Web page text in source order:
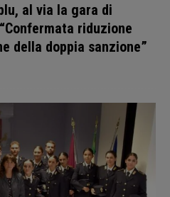
al via la gara di
riduzione
della doppia sanzione”